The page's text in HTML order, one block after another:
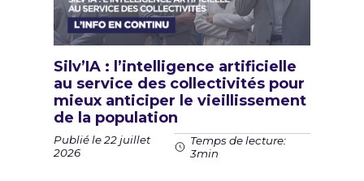
Silv’IA : l’intelligence artificielle
au service des collectivités pour
mieux anticiper le vieillissement
de la population
Publié le 22 juillet
2026
Temps de lecture:
3min